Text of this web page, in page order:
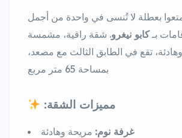
بعطلة لا تُنسى في واحدة من أجمل
بـكابو نيغرو. شقة راقية، مشمسة
وهادئة، تقع في الطابق الثالث مع مصعد،
بمساحة 65 متر مربع
:مميزات الشقة
غرفة نوم: مريحة وهادئة